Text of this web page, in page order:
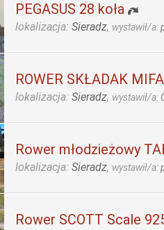
PEGASUS 28 koła
lokalizacja: Sieradz, wystawił/a:
ROWER SKŁADAK
lokalizacja: Sieradz, wystawił/a:
Rower młodzieżowy
lokalizacja: Sieradz, wystawił/a:
Rower SCOTT Scale